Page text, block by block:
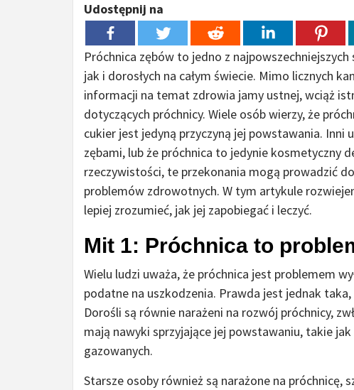
Udostępnij na
Próchnica zębów to jedno z
jak i dorosłych na całym świecie. Mimo licznych
informacji na temat zdrowia jamy ustnej, wciąż
dotyczących próchnicy. Wiele osób wierzy, że
cukier jest jedyną przyczyną jej powstawania. Inni
zębami, lub że próchnica to jedynie kosmetyczny
rzeczywistości, te przekonania mogą prowadzić
problemów zdrowotnych. W tym artykule
lepiej zrozumieć, jak jej zapobiegać i leczyć.
Mit 1: Próchnica to
Wielu ludzi uważa, że próchnica jest problemem
podatne na uszkodzenia. Prawda jest jednak
Dorośli są równie narażeni na rozwój próchnicy,
mają nawyki sprzyjające jej powstawaniu, takie
gazowanych.
Starsze osoby również są narażone na próchnicę,